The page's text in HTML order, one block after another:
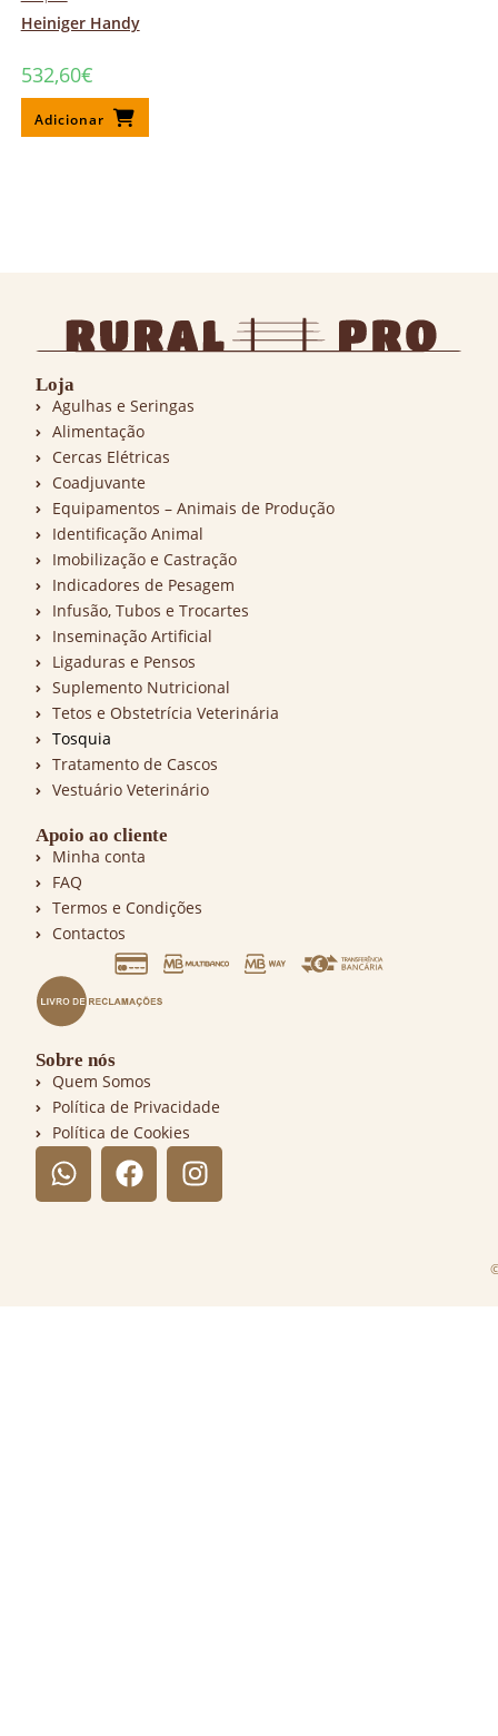
Heiniger Handy
532,60€
Adicionar
Loja
Agulhas e Seringas
Alimentação
Cercas Elétricas
Coadjuvante
Equipamentos – Animais de Produção
Identificação Animal
Imobilização e Castração
Indicadores de Pesagem
Infusão, Tubos e Trocartes
Inseminação Artificial
Ligaduras e Pensos
Suplemento Nutricional
Tetos e Obstetrícia Veterinária
Tosquia
Tratamento de Cascos
Vestuário Veterinário
Apoio ao cliente
Minha conta
FAQ
Termos e Condições
Contactos
Sobre nós
Quem Somos
Política de Privacidade
Política de Cookies